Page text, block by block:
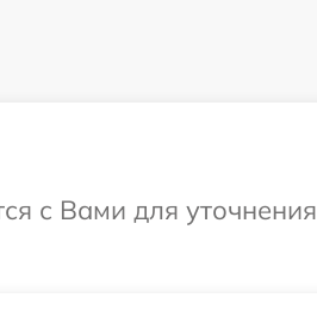
с Вами для уточнения